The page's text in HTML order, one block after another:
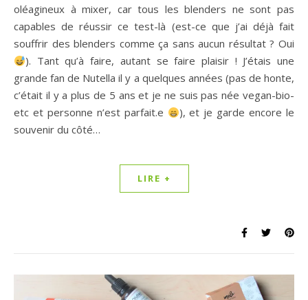
oléagineux à mixer, car tous les blenders ne sont pas
capables de réussir ce test-là (est-ce que j’ai déjà fait
souffrir des blenders comme ça sans aucun résultat ? Oui
). Tant qu’à faire, autant se faire plaisir ! J’étais une
grande fan de Nutella il y a quelques années (pas de honte,
c’était il y a plus de 5 ans et je ne suis pas née vegan-bio-
etc et personne n’est parfait.e
), et je garde encore le
souvenir du côté…
LIRE +